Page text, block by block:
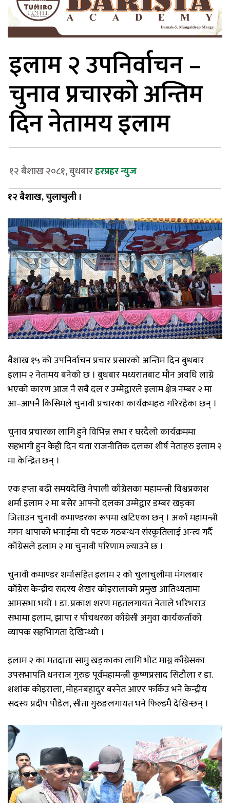
इलाम २ उपनिर्वाचन –
चुनाव प्रचारको अन्तिम
दिन नेतामय इलाम
१२ बैशाख २०८१, बुधबारहरप्रहर न्युज
१२ बैशाख, चुलाचुली ।
बैशाख १५ को उपनिर्वाचन प्रचार प्रसारको अन्तिम दिन बुधबार
इलाम २ नेतामय बनेको छ । बुधबार मध्यरातबाट मौन अवधि लाग्ने
भएको कारण आज नै सबै दल र उम्मेद्वारले इलाम क्षेत्र नम्बर २ मा
आ–आफ्नै किसिमले चुनावी प्रचारका कार्यक्रमहरु गरिरहेका छन् ।
चुनाव प्रचारका लागि हुने विभिन्न सभा र घरदैलो कार्यक्रममा
सहभागी हुन केही दिन यता राजनीतिक दलका शीर्ष नेताहरु इलाम २
मा केन्द्रित छन् ।
एक हप्ता बढी समयदेखि नेपाली काँग्रेसका महामन्त्री विश्वप्रकाश
शर्मा इलाम २ मा बसेर आफ्नो दलका उम्मेद्वार डम्बर खड्का
जिताउन चुनावी कमाण्डरका रूपमा खटिएका छन् । अर्का महामन्त्री
गगन थापाको भनाईमा यो पटक गठबन्धन संस्कृतिलाई अन्त्य गर्दै
काँग्रेसले इलाम २ मा चुनावी परिणाम ल्याउने छ ।
चुनावी कमाण्डर शर्मासहित इलाम २ को चुलाचुलीमा मंगलबार
काँग्रेस केन्द्रीय सदस्य शेखर कोइरालाको प्रमुख आतिथ्यतामा
आमसभा भयो । डा. प्रकाश शरण महतलगायत नेताले भरिभराउ
सभामा इलाम, झापा र पाँचथरका काँग्रेसी अगुवा कार्यकर्ताको
व्यापक सहभािगता देखिन्थ्यो ।
इलाम २ का मतदाता सामु खड्काका लागि भोट माग्न काँग्रेसका
उपसभापति धनराज गुरुङ पूर्वमहामन्त्री कृष्णप्रसाद सिटौला र डा.
शशांक कोइराला, मोहनबहादुर बस्नेत आएर फर्किउ भने केन्द्रीय
सदस्य प्रदीप पौडेल, सीता गुरुङलगायत भने फिल्डमै देखिन्छन् ।